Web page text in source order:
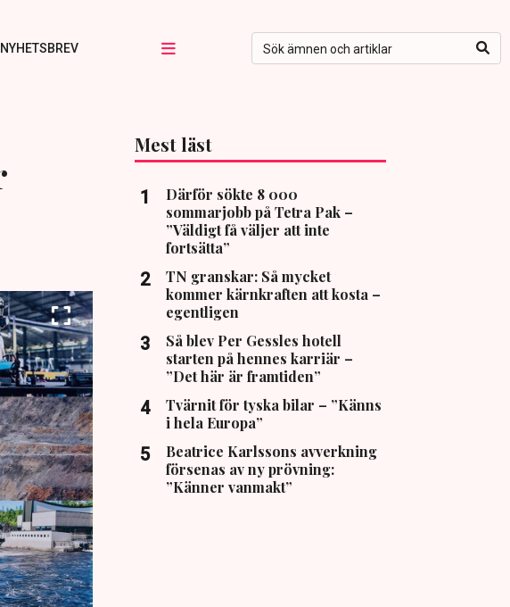
NYHETSBREV
Mest läst
Därför sökte 8 000
sommarjobb på Tetra Pak –
”Väldigt få väljer att inte
fortsätta”
TN granskar: Så mycket
kommer kärnkraften att kosta –
egentligen
Så blev Per Gessles hotell
starten på hennes karriär –
”Det här är framtiden”
Tvärnit för tyska bilar – ”Känns
i hela Europa”
Beatrice Karlssons avverkning
försenas av ny prövning:
”Känner vanmakt”